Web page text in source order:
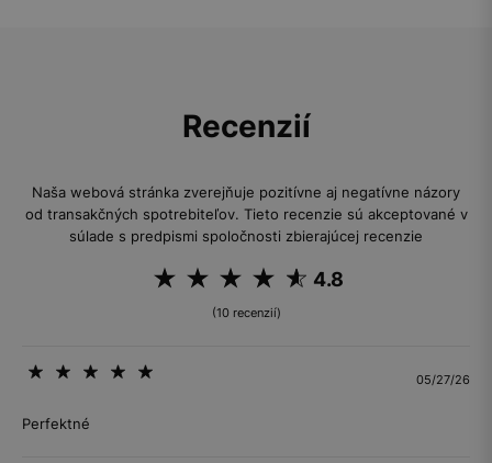
Recenzií
Naša webová stránka zverejňuje pozitívne aj negatívne názory
od transakčných spotrebiteľov. Tieto recenzie sú akceptované v
súlade s predpismi spoločnosti zbierajúcej recenzie
4.8
(10 recenzií)
05/27/26
Perfektné